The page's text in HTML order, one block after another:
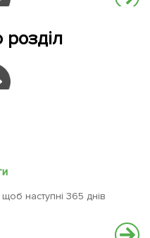
розділ
наступні 365 днів